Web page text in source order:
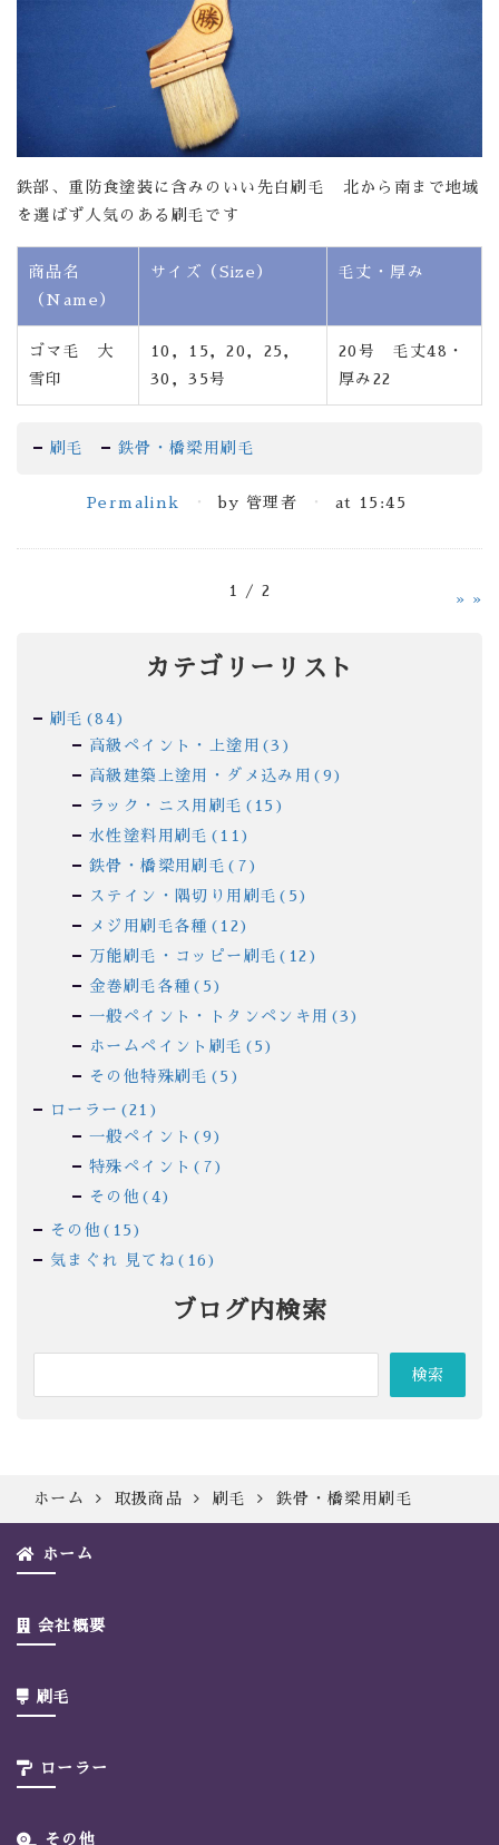
鉄部、重防食塗装に含みのいい先白刷毛 北から南まで地域
を選ばず人気のある刷毛です
商品名
（Name）
サイズ（Size） 毛丈・厚み
ゴマ毛 大
雪印
10，15，20，25，
30，35号
20号 毛丈48・
厚み22
刷毛 鉄骨・橋梁用刷毛
Permalink by 管理者 at 15:45
1 / 2
»
カテゴリーリスト
刷毛(84)
高級ペイント・上塗用(3)
高級建築上塗用・ダメ込み用(9)
ラック・ニス用刷毛(15)
水性塗料用刷毛(11)
鉄骨・橋梁用刷毛(7)
ステイン・隅切り用刷毛(5)
メジ用刷毛各種(12)
万能刷毛・コッピー刷毛(12)
金巻刷毛各種(5)
一般ペイント・トタンペンキ用(3)
ホームペイント刷毛(5)
その他特殊刷毛(5)
ローラー(21)
一般ペイント(9)
特殊ペイント(7)
その他(4)
その他(15)
気まぐれ 見てね(16)
ブログ内検索
ホーム 取扱商品 刷毛 鉄骨・橋梁用刷毛
ホーム
会社概要
刷毛
ローラー
その他